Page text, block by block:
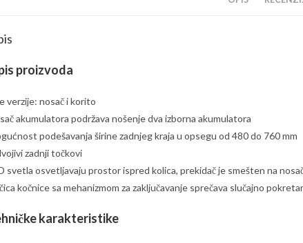
proizvoda
verzije: nosač i korito
akumulatora podržava nošenje dva izborna akumulatora
podešavanja širine zadnjeg kraja u opsegu od 480 do 760 mm
zadnji točkovi
svetla osvetljavaju prostor ispred kolica, prekidač je smešten na
kočnice sa mehanizmom za zaključavanje sprečava slučajno
karakteristike